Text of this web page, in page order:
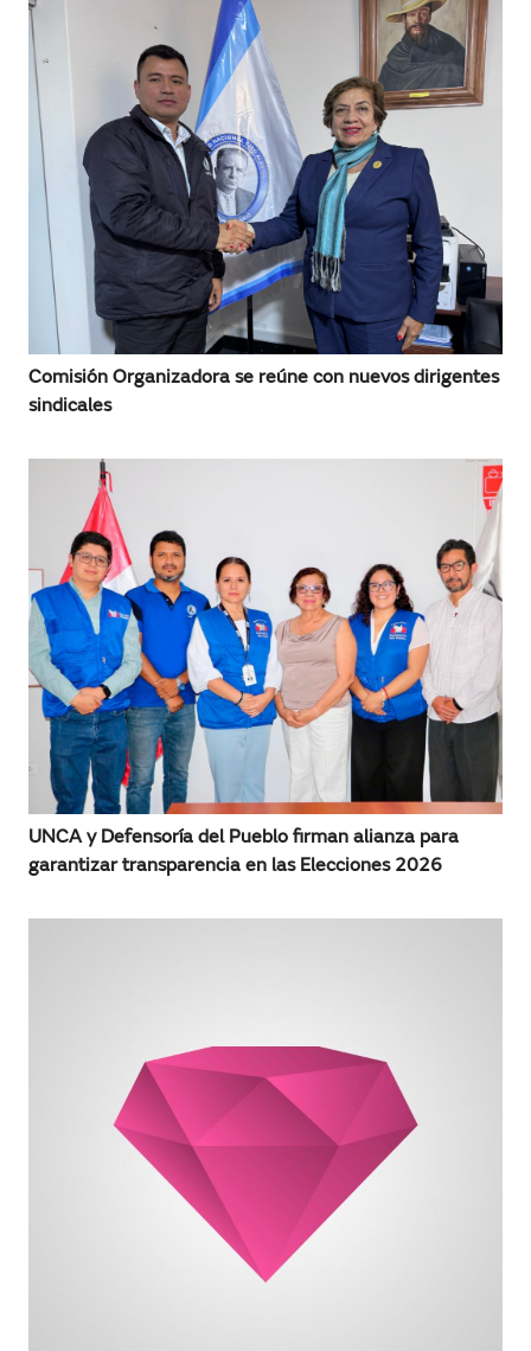
Comisión Organizadora se reúne con nuevos dirigentes
sindicales
UNCA y Defensoría del Pueblo firman alianza para
garantizar transparencia en las Elecciones 2026